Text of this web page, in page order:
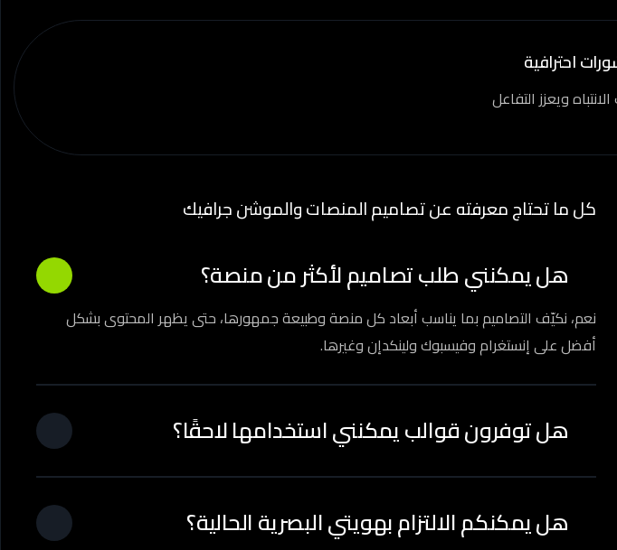
احترافية
ويعزز التفاعل
كل ما تحتاج معرفته عن تصاميم المنصات والموشن جرافيك
هل يمكنني طلب تصاميم لأكثر من منصة؟
نعم، نكيّف التصاميم بما يناسب أبعاد كل منصة وطبيعة جمهورها، حتى يظهر المحتوى بشكل
أفضل على إنستغرام وفيسبوك ولينكدإن وغيرها.
هل توفرون قوالب يمكنني استخدامها لاحقًا؟
هل يمكنكم الالتزام بهويتي البصرية الحالية؟